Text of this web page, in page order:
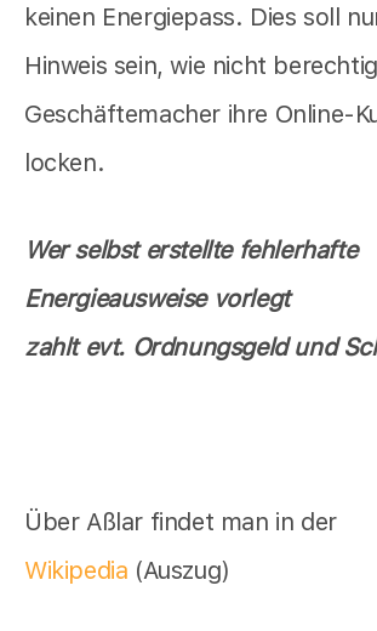
keinen Energiepass. Dies soll
Hinweis sein, wie nicht
Geschäftemacher ihre Online-
locken.
Wer selbst erstellte fehlerhafte
Energieausweise vorlegt
zahlt evt. Ordnungsgeld und
Über Aßlar findet man in der
Wikipedia (Auszug)